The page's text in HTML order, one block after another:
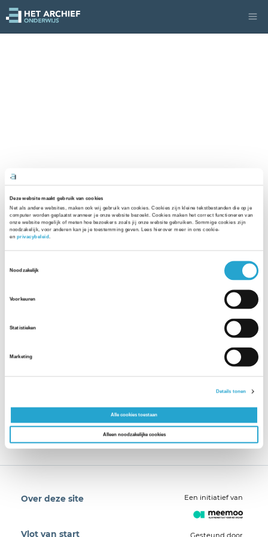
Deze website maakt gebruik van cookies
Net als andere websites, maken ook wij gebruik van cookies. Cookies zijn kleine tekstbestanden die op je
computer worden geplaatst wanneer je onze website bezoekt. Cookies maken het correct functioneren van
onze website mogelijk of meten hoe bezoekers zoals jij onze website gebruiken. Sommige cookies zijn
noodzakelijk, voor anderen kan je je toestemming geven. Lees hierover meer in ons cookie-
en privacybeleid.
Noodzakelijk
Voorkeuren
Statistieken
Marketing
Details tonen
Alle cookies toestaan
Alleen noodzakelijke cookies
Over deze site
Vlot van start
Een initiatief van
Gesteund door